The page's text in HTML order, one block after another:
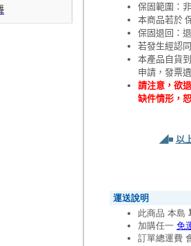
保固範圍：
本商品若於
保固退回：
若發生經認
本產品自貨
申請，發票
請注意，欲
缺件情形，
◢■ 以